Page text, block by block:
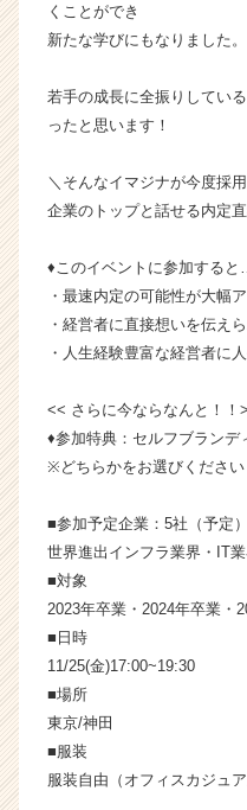
ン】
ベ
ャ
ー・
企
業
か
ら
カ
ウ
ト
が
く
就
サ
チ
リ
くことができ
新たな学びにもなりました。
若手の成長に全振りしてい
ったと思います！
＼そんなイマジナが今度採
企業のトップと話せる内定
♦️このイベントに参加すると…
・最速内定の可能性が大幅
・経営者に直接想いを伝えら
・人生経験豊富な経営者に
<< さらに今ならなんと！！
♦参加特典：セルフブランデ
※どちらかをお選びください
■参加予定企業：5社（予定）
世界進出インフラ業界・IT
■対象
2023年卒業・2024年卒業・
■日時
11/25(金)17:00~19:30
■場所
東京/神田
■服装
服装自由（オフィスカジュア